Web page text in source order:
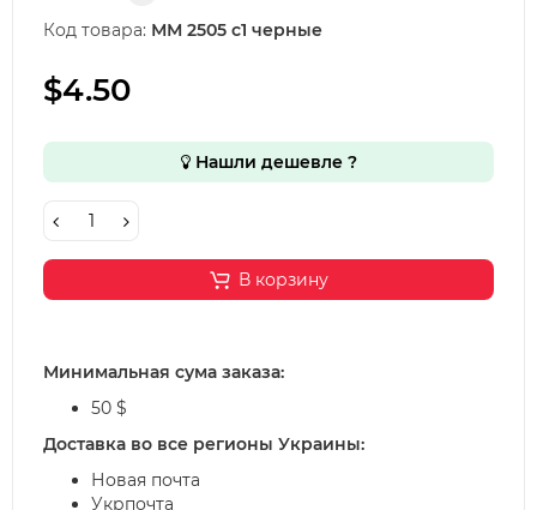
Код товара: ММ 2505 с1 черные
$4.50
Нашли дешевле ?
В корзину
Минимальная сума заказа:
50 $
Доставка во все регионы Украины:
Новая почта
Укрпочта